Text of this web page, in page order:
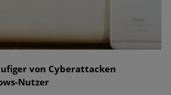
von Cyberattacken
Nutzer